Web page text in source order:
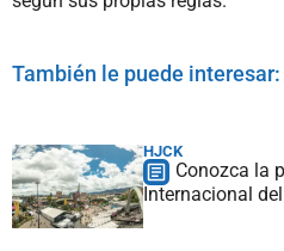
También le puede interesar:
HJCK
Conozca la
Internacional